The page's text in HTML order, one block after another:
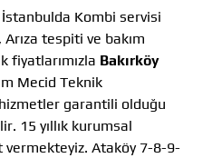
Kombi servisi
tespiti ve bakım
fiyatlarımızla Bakırköy
Mecid Teknik
garantili olduğu
15 yıllık kurumsal
vermekteyiz. Ataköy 7-8-9-